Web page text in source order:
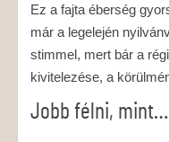
Ez a fajta éberség
már a legelején
stimmel, mert bár a
kivitelezése, a
Jobb félni, mint…